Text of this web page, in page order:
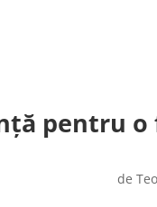
pentru o
de